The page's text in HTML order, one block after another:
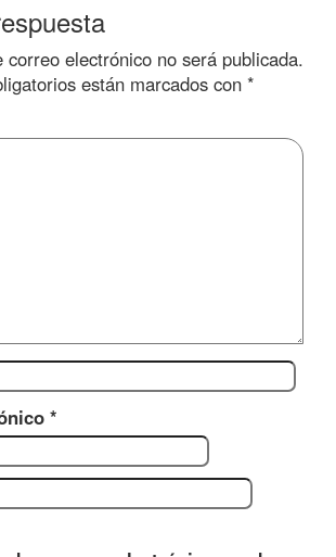
correo electrónico no será publicada.
están marcados con *
*